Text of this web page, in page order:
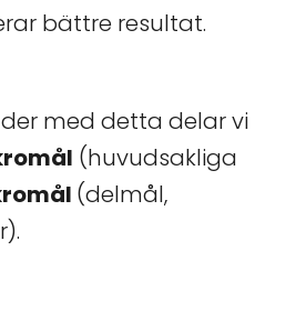
bättre resultat.
med detta delar vi
(huvudsakliga
(delmål,